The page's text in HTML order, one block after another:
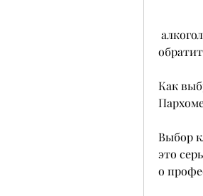
Как
Выбор
это
о